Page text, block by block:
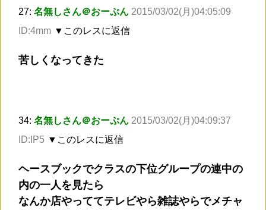
27: 名無しさん＠おーぷん 2015/03/02(月)04:05:09
ID:4mm ▼このレスに返信
苦しくなってきた
34: 名無しさん＠おーぷん 2015/03/02(月)04:09:37
ID:IP5 ▼このレスに返信
ヘースブックでクラスの下位グループの連中の
内の一人を見たら
なんか店やっててテレビやら雑誌やらでメチャ